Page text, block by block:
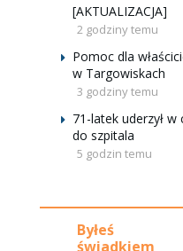
[AKTUALIZACJA]
2 godziny temu
Pomoc dla
w Targowiskach
3 godziny temu
71-latek uderzył
do szpitala
5 godzin temu
Byłeś
świadkiem